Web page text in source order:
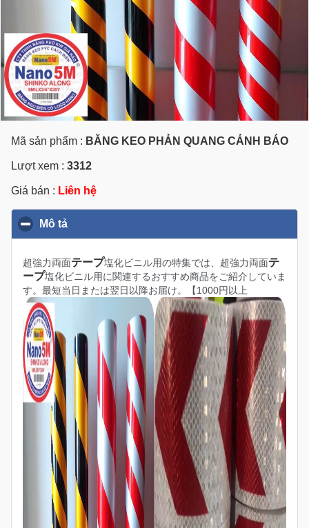
Mã sản phẩm : BĂNG KEO PHẢN QUANG CẢNH BÁO
Lượt xem : 3312
Giá bán : Liên hệ
Mô tả
超強力両面テープ塩化ビニル用の特集では、超強力両面テ
ープ塩化ビニル用に関連するおすすめ商品をご紹介していま
す。最短当日または翌日以降お届け。【1000円以上